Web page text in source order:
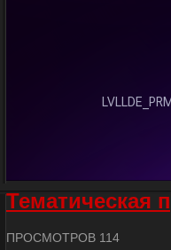
Тематическая
ПРОСМОТРОВ 114